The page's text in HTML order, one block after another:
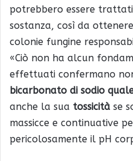
potrebbero essere
sostanza, così da
colonie fungine
«Ciò non ha alcun
effettuati confermano
bicarbonato di sodio
anche la sua tossicità se
massicce e continuative
pericolosamente il pH